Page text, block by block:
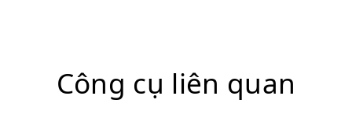
Công cụ liên quan